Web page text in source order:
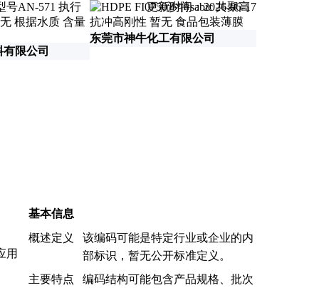
更新时间：2026-06-17
限公司
东莞市神牛化工有限公司
用
基本信息
概述定义
该编码可能是特定行业或企业的内
部标识，暂无公开标准定义。
主要特点
编码结构可能包含产品规格、批次